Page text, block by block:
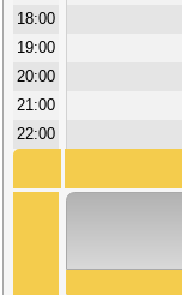
18:00
19:00
20:00
21:00
22:00